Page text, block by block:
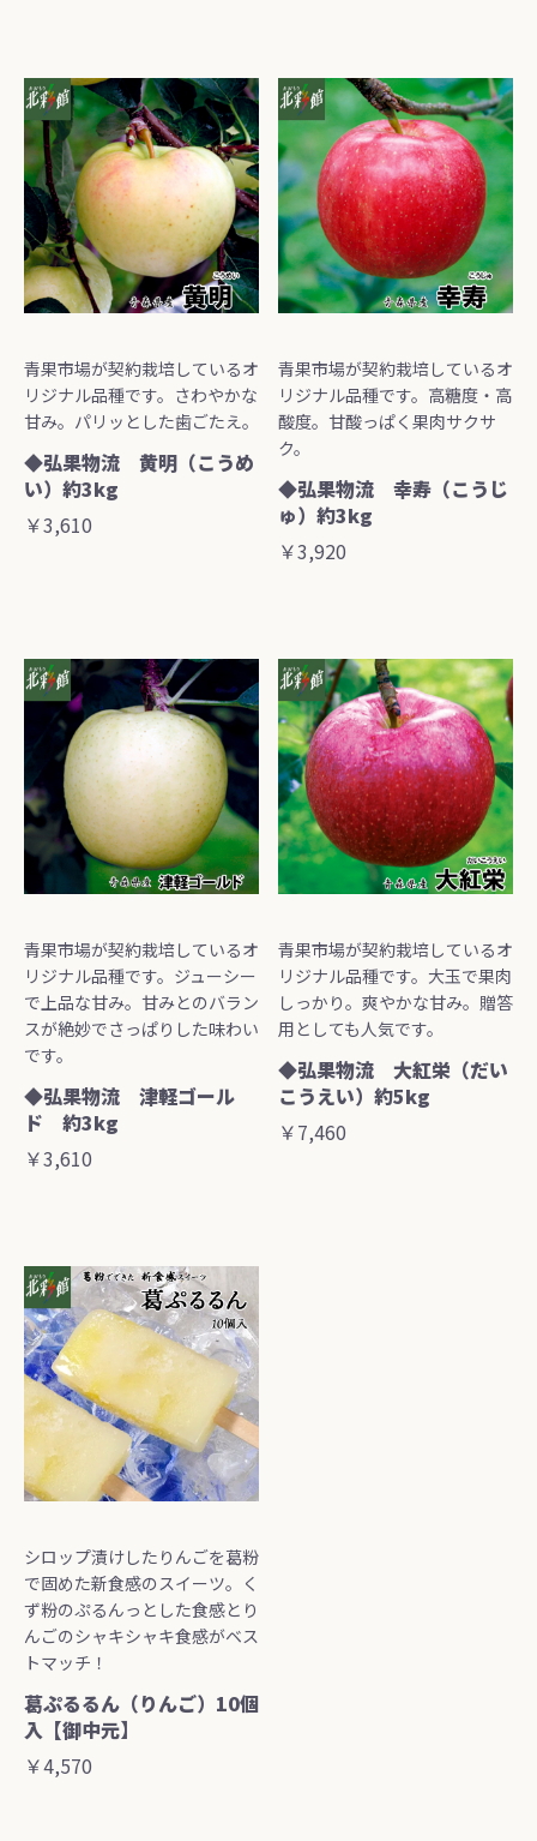
青果市場が契約栽培しているオ
リジナル品種です。さわやかな
甘み。パリッとした歯ごたえ。
◆弘果物流 黄明（こうめ
い）約3kg
￥3,610
青果市場が契約栽培しているオ
リジナル品種です。高糖度・高
酸度。甘酸っぱく果肉サクサ
ク。
◆弘果物流 幸寿（こうじ
ゅ）約3kg
￥3,920
青果市場が契約栽培しているオ
リジナル品種です。ジューシー
で上品な甘み。甘みとのバラン
スが絶妙でさっぱりした味わい
です。
◆弘果物流 津軽ゴール
ド 約3kg
￥3,610
青果市場が契約栽培しているオ
リジナル品種です。大玉で果肉
しっかり。爽やかな甘み。贈答
用としても人気です。
◆弘果物流 大紅栄（だい
こうえい）約5kg
￥7,460
シロップ漬けしたりんごを葛粉
で固めた新食感のスイーツ。く
ず粉のぷるんっとした食感とり
んごのシャキシャキ食感がベス
トマッチ！
葛ぷるるん（りんご）10個
入【御中元】
￥4,570